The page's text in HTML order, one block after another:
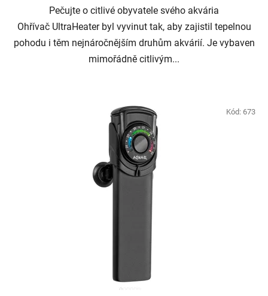
Pečujte o citlivé obyvatele svého akvária
Ohřívač UltraHeater byl vyvinut tak, aby zajistil tepelnou
pohodu i těm nejnáročnějším druhům akvárií. Je vybaven
mimořádně citlivým...
Kód: 673